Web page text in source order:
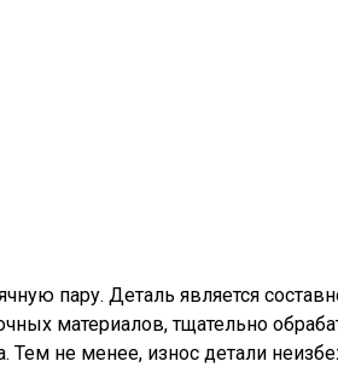
пару. Деталь является
материалов, тщательно
не менее, износ детали